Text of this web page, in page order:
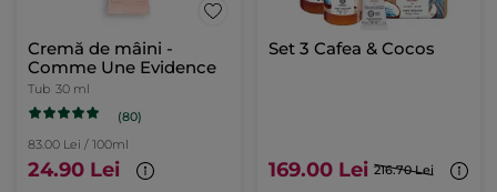
Cremă de mâini -
Comme Une Evidence
Tub 30 ml
(80)
83.00 Lei / 100ml
24.90 Lei
Set 3 Cafea & Cocos
169.00 Lei 216.70 Lei